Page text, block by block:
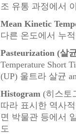
조 유통 과정에서
Mean Kinetic
다른 온도에서 누
Pasteurization (살
Temperature Short
(UP) 울트라 살균
Histogram (히스토
따라 표시한 역사
면 박물관 등에서
도